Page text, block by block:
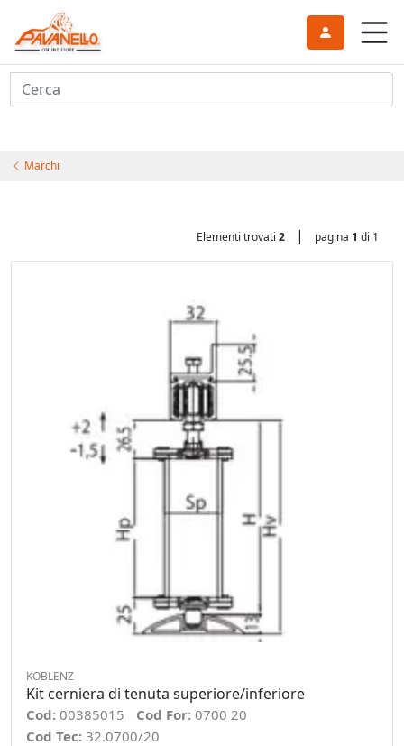
Cerca
Marchi
Elementi trovati 2 | pagina 1 di 1
KOBLENZ
Kit cerniera di tenuta superiore/inferiore
Cod: 00385015 Cod For: 0700 20
Cod Tec: 32.0700/20